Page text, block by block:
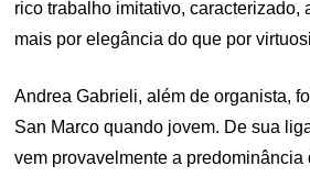
rico trabalho imitativo, caracterizado,
mais por elegância do que por
Andrea Gabrieli, além de organista,
San Marco quando jovem. De sua
vem provavelmente a predominância